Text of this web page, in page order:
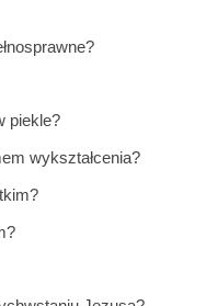
piekle?
wykształcenia?